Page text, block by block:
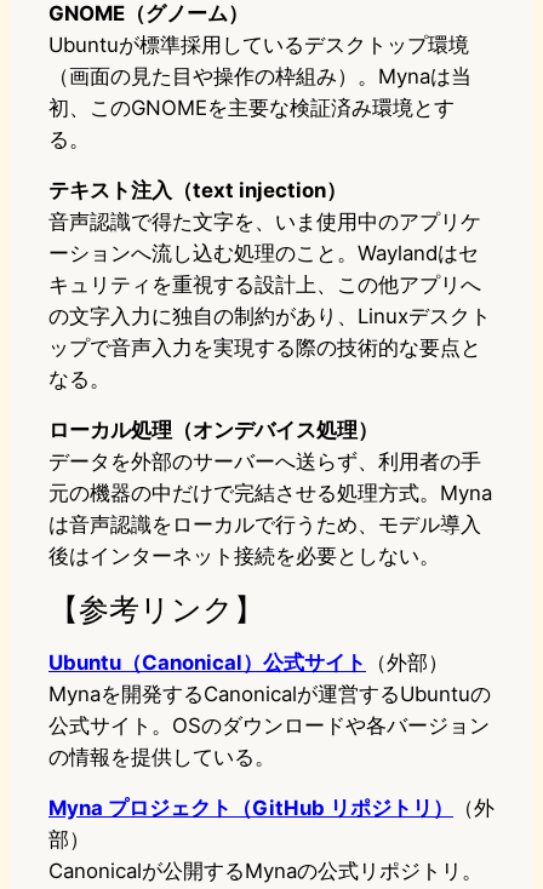
GNOME（グノーム）
Ubuntuが標準採用しているデスクトップ環境
（画面の見た目や操作の枠組み）。Mynaは当
初、このGNOMEを主要な検証済み環境とす
る。
テキスト注入（text injection）
音声認識で得た文字を、いま使用中のアプリケ
ーションへ流し込む処理のこと。Waylandはセ
キュリティを重視する設計上、この他アプリへ
の文字入力に独自の制約があり、Linuxデスクト
ップで音声入力を実現する際の技術的な要点と
なる。
ローカル処理（オンデバイス処理）
データを外部のサーバーへ送らず、利用者の手
元の機器の中だけで完結させる処理方式。Myna
は音声認識をローカルで行うため、モデル導入
後はインターネット接続を必要としない。
【参考リンク】
Ubuntu（Canonical）公式サイト
（外部）
Mynaを開発するCanonicalが運営するUbuntuの
公式サイト。OSのダウンロードや各バージョン
の情報を提供している。
Myna プロジェクト（GitHub リポジトリ）
（外
部）
Canonicalが公開するMynaの公式リポジトリ。